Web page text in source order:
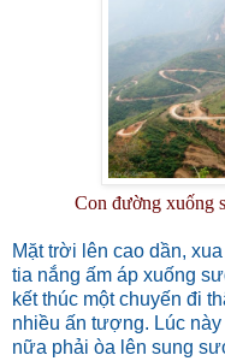
Con đường xuống
Mặt trời lên cao dần,
tia nắng ấm áp xuống
kết thúc một chuyến đi
nhiều ấn tượng. Lúc
nữa phải òa lên sung